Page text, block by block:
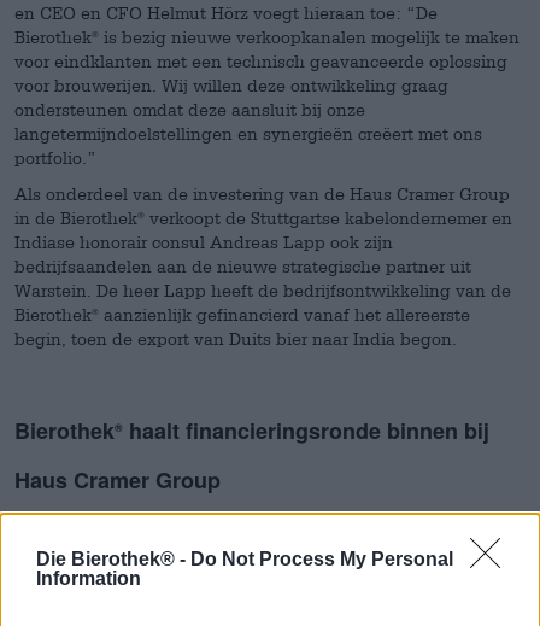
Die Bierothek® - Do Not Process My Personal
Information
en CEO en CFO Helmut Hörz voegt hieraan toe: “De
Bierothek®
is bezig nieuwe verkoopkanalen mogelijk te maken
voor eindklanten met een technisch geavanceerde oplossing
voor brouwerijen. Wij willen deze ontwikkeling graag
ondersteunen omdat deze aansluit bij onze
langetermijndoelstellingen en synergieën creëert met ons
portfolio.”
Als onderdeel van de investering van de Haus Cramer Group
in de Bierothek®
verkoopt de Stuttgartse kabelondernemer en
Indiase honorair consul Andreas Lapp ook zijn
bedrijfsaandelen aan de nieuwe strategische partner uit
Warstein. De heer Lapp heeft de bedrijfsontwikkeling van de
Bierothek®
aanzienlijk gefinancierd vanaf het allereerste
begin, toen de export van Duits bier naar India begon.
Bierothek® haalt financieringsronde binnen bij
Haus Cramer Group
• Haus Cramer Group verwerft belang in Duitse
• Focus van particuliere bedrijven: uitbreiding en